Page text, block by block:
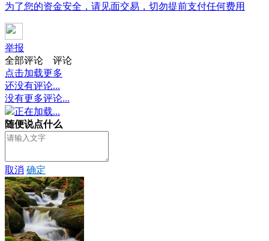
为了您的资金安全，请见面交易，切勿提前支付任何费用
举报
全部评论
评论
点击加载更多
还没有评论...
没有更多评论...
正在加载...
随便说点什么
取消 确定